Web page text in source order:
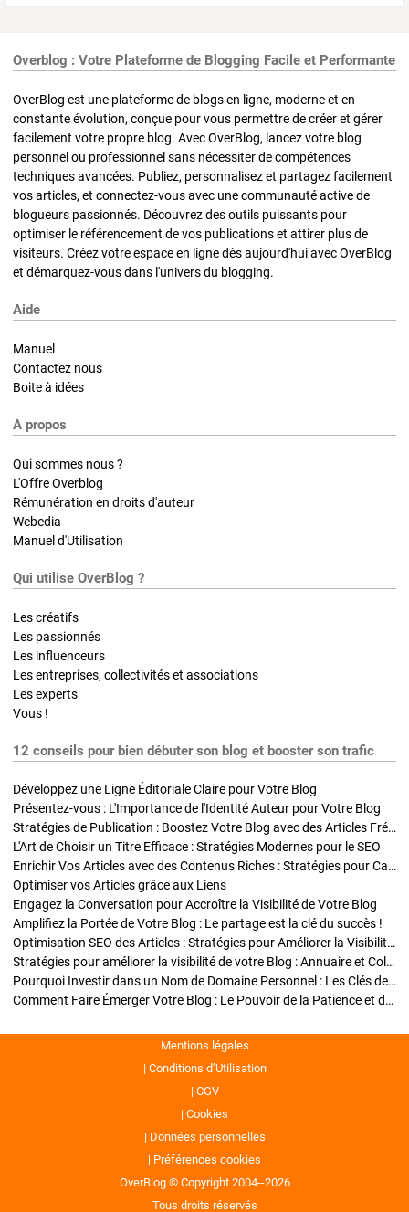
Overblog : Votre Plateforme de Blogging Facile et Performante
OverBlog est une plateforme de blogs en ligne, moderne et en
constante évolution, conçue pour vous permettre de créer et gérer
facilement votre propre blog. Avec OverBlog, lancez votre blog
personnel ou professionnel sans nécessiter de compétences
techniques avancées. Publiez, personnalisez et partagez facilement
vos articles, et connectez-vous avec une communauté active de
blogueurs passionnés. Découvrez des outils puissants pour
optimiser le référencement de vos publications et attirer plus de
visiteurs. Créez votre espace en ligne dès aujourd'hui avec OverBlog
et démarquez-vous dans l'univers du blogging.
Aide
Manuel
Contactez nous
Boite à idées
A propos
Qui sommes nous ?
L'Offre Overblog
Rémunération en droits d'auteur
Webedia
Manuel d'Utilisation
Qui utilise OverBlog ?
Les créatifs
Les passionnés
Les influenceurs
Les entreprises, collectivités et associations
Les experts
Vous !
12 conseils pour bien débuter son blog et booster son trafic
Développez une Ligne Éditoriale Claire pour Votre Blog
Présentez-vous : L'Importance de l'Identité Auteur pour Votre Blog
Stratégies de Publication : Boostez Votre Blog avec des Articles Fréquents et Exclusifs
L'Art de Choisir un Titre Efficace : Stratégies Modernes pour le SEO
Enrichir Vos Articles avec des Contenus Riches : Stratégies pour Captiver et Optimiser
Optimiser vos Articles grâce aux Liens
Engagez la Conversation pour Accroître la Visibilité de Votre Blog
Amplifiez la Portée de Votre Blog : Le partage est la clé du succès !
Optimisation SEO des Articles : Stratégies pour Améliorer la Visibilité de Votre Blog
Stratégies pour améliorer la visibilité de votre Blog : Annuaire et Collaborations
Pourquoi Investir dans un Nom de Domaine Personnel : Les Clés de la Réussite de Votre Blog
Comment Faire Émerger Votre Blog : Le Pouvoir de la Patience et de la Persévérance
Mentions légales
Conditions d’Utilisation
CGV
Cookies
Données personnelles
Préférences cookies
OverBlog © Copyright 2004--2026
Tous droits réservés